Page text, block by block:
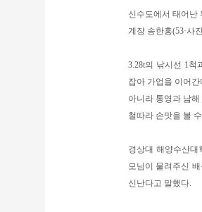
신수도에서 태어난
계장 송한홍(53·사
3.28t의 낚시선 1
잡아 가업을 이어
아니라 통영과 남
철따라 손맛을 볼
경상대 해양수산
모님이 물려주신
신난다고 말했다.